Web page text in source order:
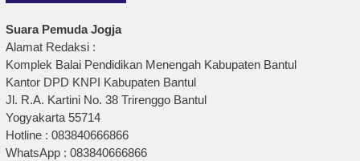
Suara Pemuda Jogja
Alamat Redaksi :
Komplek Balai Pendidikan Menengah Kabupaten Bantul
Kantor DPD KNPI Kabupaten Bantul
Jl. R.A. Kartini No. 38 Trirenggo Bantul
Yogyakarta 55714
Hotline : 083840666866
WhatsApp : 083840666866